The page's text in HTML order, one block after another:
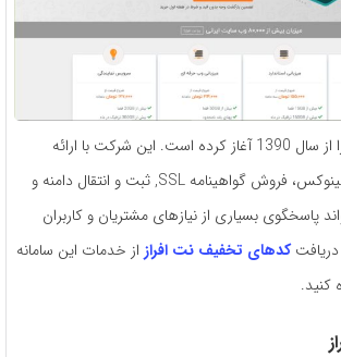
نت افراز فعالیت خود را از سال 1390 آغاز کرده است. این شرکت با ارائه
خدماتی چون هاست لینوکس، فروش گواهینامه SSL, ثبت و انتقال دامنه و
پاسخگوی بسیاری از نیازهای مشتریان و کاربران
دریافتکدهای تخفیف نت افراز از خدمات این سامانه
کنید.